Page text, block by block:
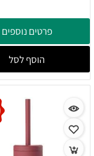
פרטים נוספים
הוסף לסל